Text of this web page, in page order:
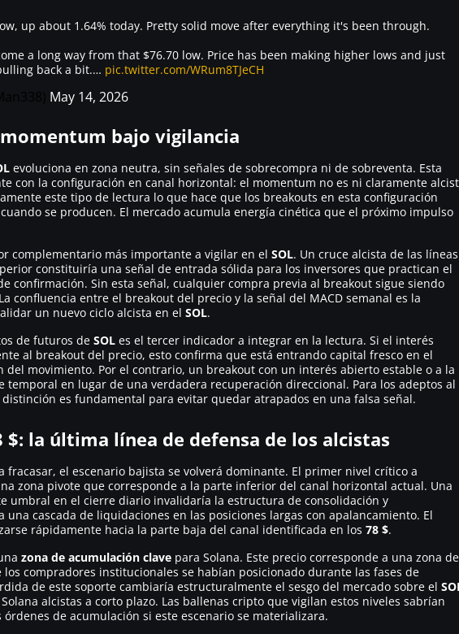
up about 1.64% today. Pretty solid move after everything it's been through.
a long way from that $76.70 low. Price has been making higher lows and just
back a bit.… pic.twitter.com/WRum8TJeCH
May 14, 2026
bajo vigilancia
evoluciona en zona neutra, sin señales de sobrecompra ni de sobreventa. Esta
con la configuración en canal horizontal: el momentum no es ni claramente
este tipo de lectura lo que hace que los breakouts en esta configuración
se producen. El mercado acumula energía cinética que el próximo impulso
complementario más importante a vigilar en el SOL. Un cruce alcista de las líneas
constituiría una señal de entrada sólida para los inversores que practican el
confirmación. Sin esta señal, cualquier compra previa al breakout sigue siendo
confluencia entre el breakout del precio y la señal del MACD semanal es la
un nuevo ciclo alcista en el SOL.
de futuros de SOL es el tercer indicador a integrar en la lectura. Si el interés
al breakout del precio, esto confirma que está entrando capital fresco en el
del movimiento. Por el contrario, un breakout con un interés abierto estable o a la
temporal en lugar de una verdadera recuperación direccional. Para los adeptos al
es fundamental para evitar quedar atrapados en una falsa señal.
$: la última línea de defensa de los alcistas
fracasar, el escenario bajista se volverá dominante. El primer nivel crítico a
zona pivote que corresponde a la parte inferior del canal horizontal actual. Una
umbral en el cierre diario invalidaría la estructura de consolidación y
cascada de liquidaciones en las posiciones largas con apalancamiento. El
rápidamente hacia la parte baja del canal identificada en los 78 $.
zona de acumulación clave para Solana. Este precio corresponde a una zona de
compradores institucionales se habían posicionado durante las fases de
de este soporte cambiaría estructuralmente el sesgo del mercado sobre el
alcistas a corto plazo. Las ballenas cripto que vigilan estos niveles sabrían
de acumulación si este escenario se materializara.